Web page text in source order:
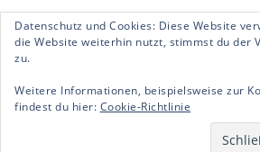
Datenschutz und Cookies: Diese Website
die Website weiterhin nutzt, stimmst du der
zu.
Weitere Informationen, beispielsweise zur
findest du hier: Cookie-Richtlinie